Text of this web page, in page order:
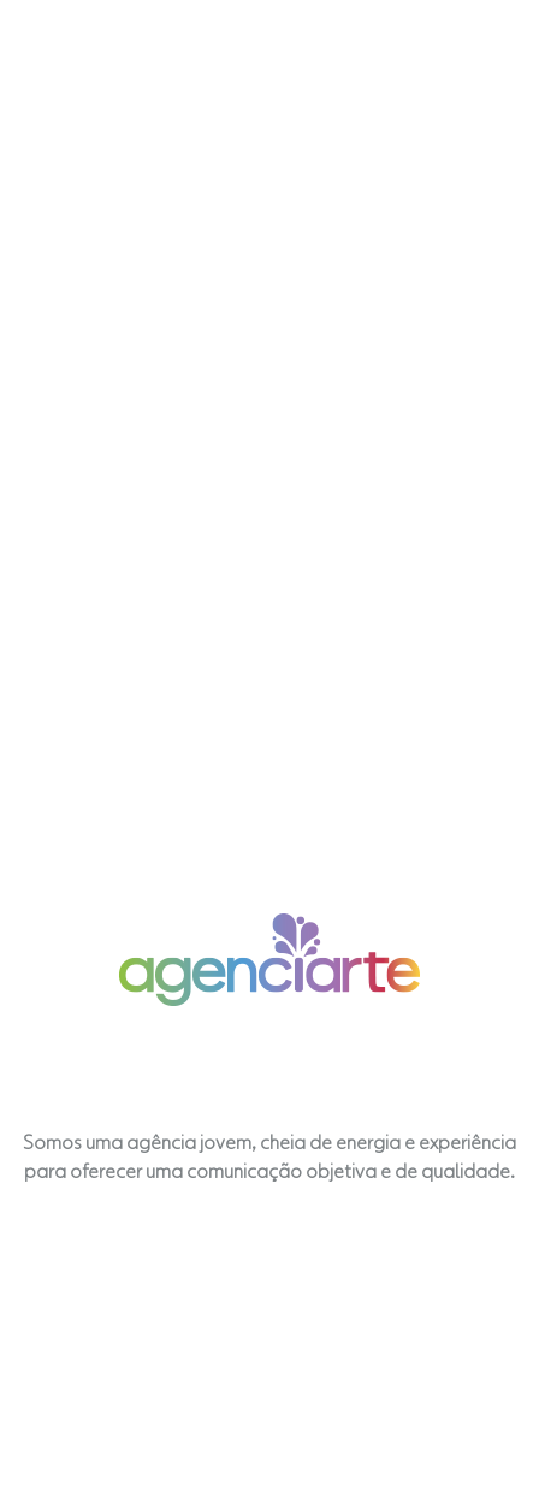
Somos uma agência jovem, cheia de energia e experiência
para oferecer uma comunicação objetiva e de qualidade.